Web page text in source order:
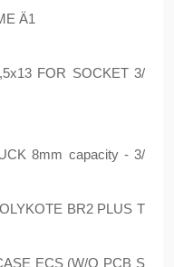
Ä1
FOR SOCKET 3/
8mm capacity - 3/
BR2 PLUS T
ECS (W/O PCB S